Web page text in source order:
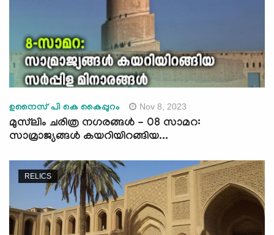
ഉനൈസ് പി കെ കൈപ്പുറം Nov 8, 2023
മുസ്‍ലിം ചരിത്ര നഗരങ്ങള്‍ - 08 സാമറ:
സാമ്രാജ്യങ്ങള്‍ കയറിയിറങ്ങിയ...
RELICS